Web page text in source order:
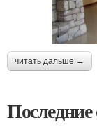
читать дальше →
Последние